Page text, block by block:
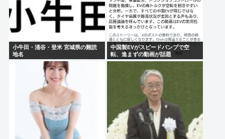
小牛田・涌谷・登米 宮城県の難読
地名
中国製EVがスピードバンプで空
転、進まずの動画が話題